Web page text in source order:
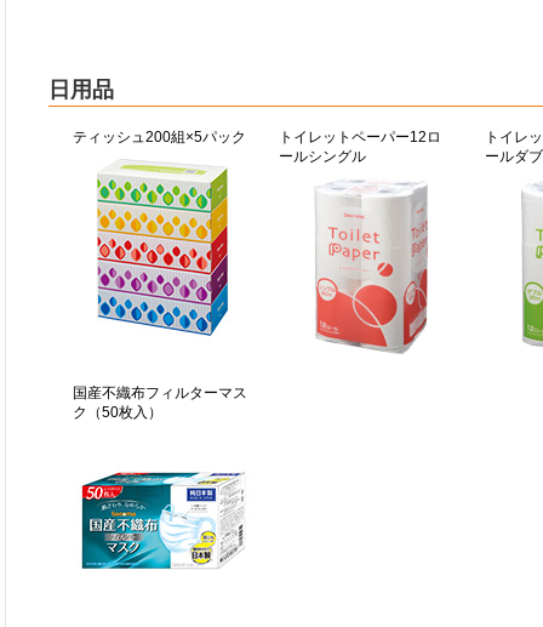
日用品
ティッシュ200組×5パック
トイレットペーパー12ロ
ールシングル
トイレ
ールダ
国産不織布フィルターマス
ク（50枚入）